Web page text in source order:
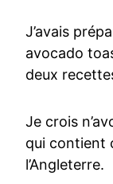
J’avais
avocado
deux
Je crois
qui contient
l’Angleterre.